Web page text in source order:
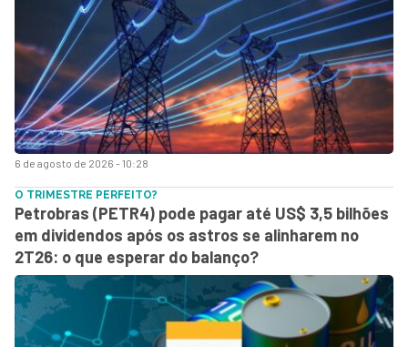
6 de agosto de 2026 - 10:28
O TRIMESTRE PERFEITO?
Petrobras (PETR4) pode pagar até US$ 3,5 bilhões
em dividendos após os astros se alinharem no
2T26: o que esperar do balanço?